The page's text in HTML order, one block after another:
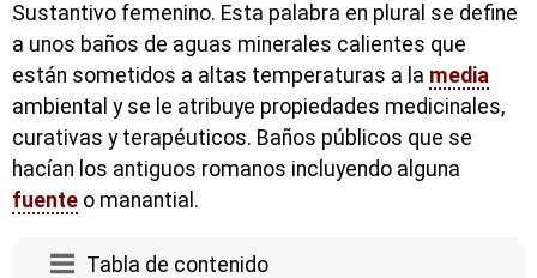
Sustantivo femenino. Esta palabra en plural se define
a unos baños de aguas minerales calientes que
están sometidos a altas temperaturas a la media
ambiental y se le atribuye propiedades medicinales,
curativas y terapéuticos. Baños públicos que se
hacían los antiguos romanos incluyendo alguna
fuente o manantial.
Tabla de contenido